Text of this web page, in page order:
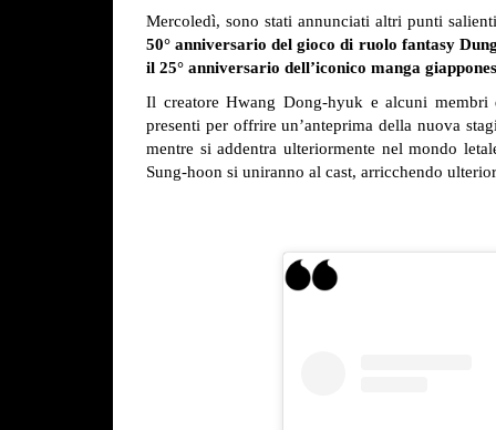
Mercoledì, sono stati annunciati altri punti
50° anniversario del gioco di ruolo fantasy
il 25° anniversario dell’iconico manga
Il creatore Hwang Dong-hyuk e alcuni membri
presenti per offrire un’anteprima della nuova
mentre si addentra ulteriormente nel mondo
Sung-hoon si uniranno al cast, arricchendo